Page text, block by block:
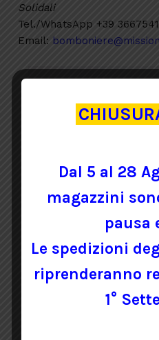
Solidali
Tel./WhatsApp +39
Email:
BIGLIETTI
Dal 5 al 28
magazzini
pausa
Le spedizioni
riprenderanno
1°